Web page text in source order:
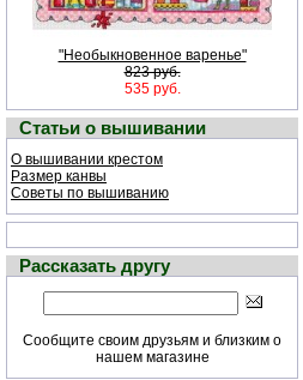
"Необыкновенное варенье"
823 руб.
535 руб.
Статьи о вышивании
О вышивании крестом
Размер канвы
Советы по вышиванию
Рассказать другу
Сообщите своим друзьям и близким о
нашем магазине